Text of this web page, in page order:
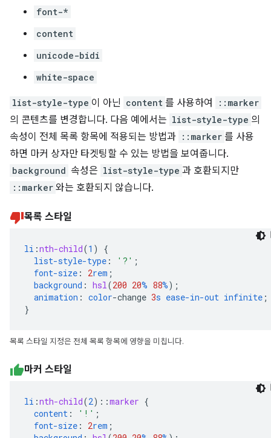
font-*
content
unicode-bidi
white-space
list-style-type 이 아닌 content 를 사용하여 ::marker
의 콘텐츠를 변경합니다. 다음 예에서는 list-style-type 의
속성이 전체 목록 항목에 적용되는 방법과 ::marker 를 사용
하면 마커 상자만 타겟팅할 수 있는 방법을 보여줍니다.
background 속성은 list-style-type 과 호환되지만
::marker 와는 호환되지 않습니다.
목록 스타일
li :nth-child(1 )
{
list-style-type : '?' ;
font-size : 2rem ;
background : hsl(200 20% 88%);
animation : color-change 3s ease-in-out infinite ;
}
목록 스타일 지정은 전체 목록 항목에 영향을 미칩니다.
마커 스타일
li :nth-child(2) ::marker {
content : '!' ;
font-size : 2rem ;